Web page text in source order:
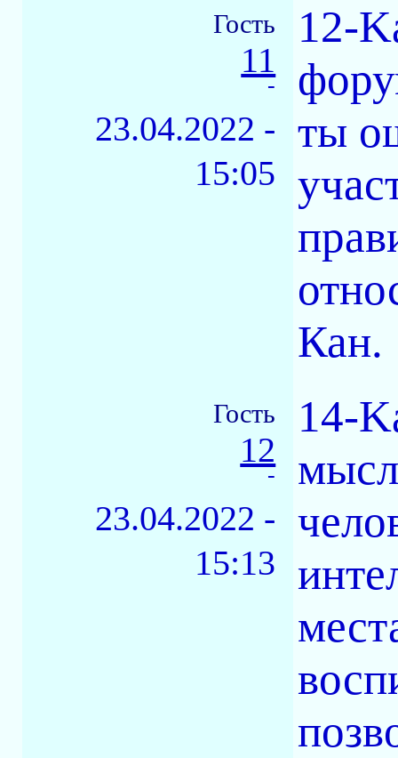
Гость
11
-
23.04.2022 -
15:05
12-
ты
Кан.
Гость
12
-
23.04.2022 -
15:13
14-